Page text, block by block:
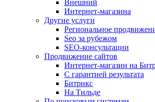
Внешний
Интернет-магазина
Другие услуги
Региональное
Seo за рубежом
SEO-консультации
Продвижение сайтов
Интернет-магазин на
С гарантией результата
Битрикс
На Тильде